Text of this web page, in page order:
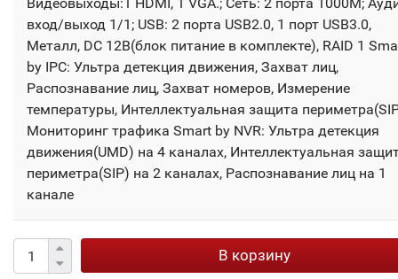
вход/выход 1/1; USB: 2 порта USB2.0, 1 порт USB3.0,
Металл, DC 12В(блок питание в комплекте), RAID 1
by IPC: Ультра детекция движения, Захват лиц,
Распознавание лиц, Захват номеров, Измерение
температуры, Интеллектуальная защита
Мониторинг трафика Smart by NVR: Ультра детекция
движения(UMD) на 4 каналах, Интеллектуальная
периметра(SIP) на 2 каналах, Распознавание лиц на 1
канале
В корзину